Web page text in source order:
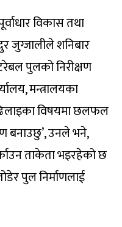
विकास तथा
जुग्जालीले शनिबार
पुलको निरीक्षण
मन्त्रालयका
विषयमा छलफल
बनाउछु’, उनले भने,
ताकेता भइरहेको छ
पुल निर्माणलाई